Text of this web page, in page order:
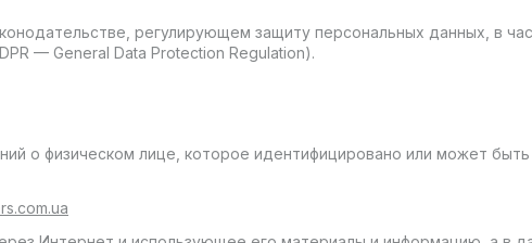
регулирующем защиту персональных данных, в
— General Data Protection Regulation).
о физическом лице, которое идентифицировано или может